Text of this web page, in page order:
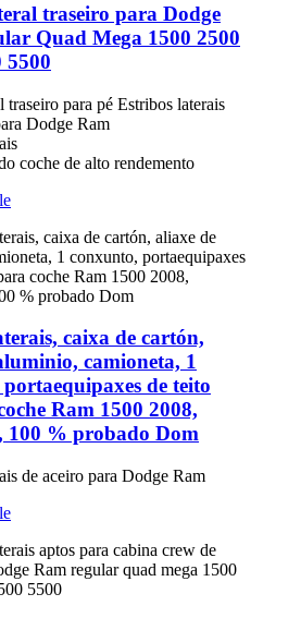
traseiro para Dodge
Quad Mega 1500 2500
5500
traseiro para pé Estribos laterais
Dodge Ram
coche de alto rendemento
caixa de cartón,
camioneta, 1
de teito
Ram 1500 2008,
100 % probado Dom
de aceiro para Dodge Ram